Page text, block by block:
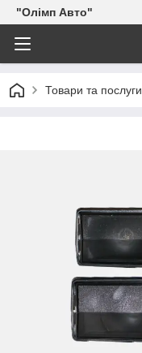
"Олімп Авто"
Товари та послуги